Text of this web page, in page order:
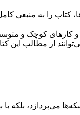
کتاب را به منبعی
و کارهای کوچک و
از مطالب این
می‌پردازد، بلکه با